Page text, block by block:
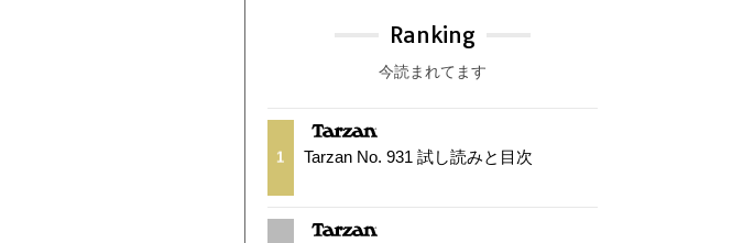
Ranking
今読まれてます
1 Tarzan No. 931 試し読みと目次